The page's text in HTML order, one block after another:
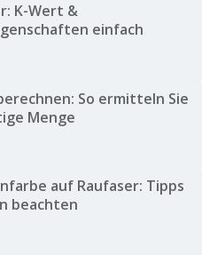
K-Wert &
einfach
So ermitteln Sie
Menge
auf Raufaser: Tipps
beachten